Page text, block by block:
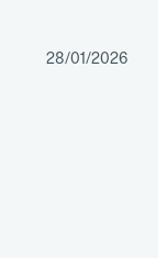
28/01/2026